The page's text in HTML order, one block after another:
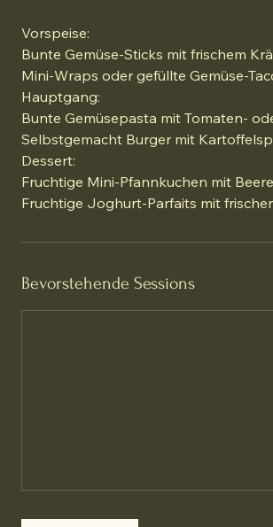
Vorspeise:
Bunte Gemüse-Sticks mit frischem
Mini-Wraps oder gefüllte Gemüse-
Hauptgang:
Bunte Gemüsepasta mit Tomaten-
Selbstgemacht Burger mit
Dessert:
Fruchtige Mini-Pfannkuchen mit
Fruchtige Joghurt-Parfaits mit
Bevorstehende Sessions